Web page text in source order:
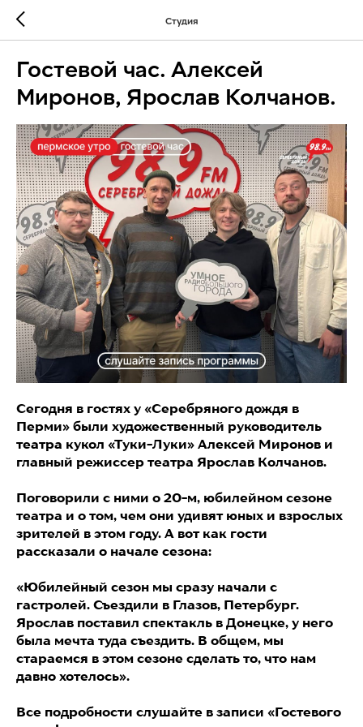
Студия
Гостевой час. Алексей
Миронов, Ярослав Колчанов.
Сегодня в гостях у «Серебряного дождя в
Перми» были художественный руководитель
театра кукол «Туки-Луки» Алексей Миронов и
главный режиссер театра Ярослав Колчанов.
Поговорили с ними о 20-м, юбилейном сезоне
театра и о том, чем они удивят юных и взрослых
зрителей в этом году. А вот как гости
рассказали о начале сезона:
«Юбилейный сезон мы сразу начали с
гастролей. Съездили в Глазов, Петербург.
Ярослав поставил спектакль в Донецке, у него
была мечта туда съездить. В общем, мы
стараемся в этом сезоне сделать то, что нам
давно хотелось».
Все подробности слушайте в записи «Гостевого